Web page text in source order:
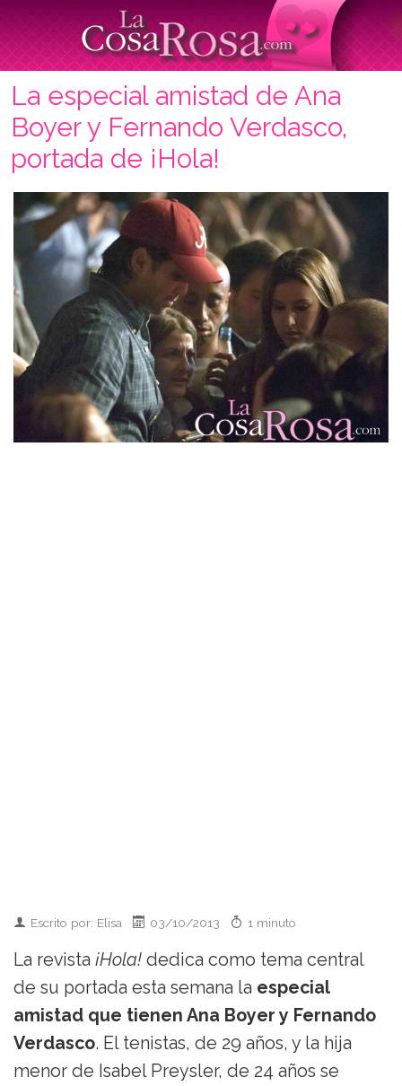
La especial amistad de Ana
Boyer y Fernando Verdasco,
portada de ¡Hola!
Escrito por: Elisa 03/10/2013 1 minuto
La revista ¡Hola! dedica como tema central
de su portada esta semana la especial
amistad que tienen Ana Boyer y Fernando
Verdasco. El tenistas, de 29 años, y la hija
menor de Isabel Preysler, de 24 años se